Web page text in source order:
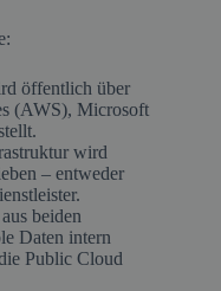
öffentlich über
(AWS), Microsoft
wird
– entweder
beiden
Daten intern
Public Cloud